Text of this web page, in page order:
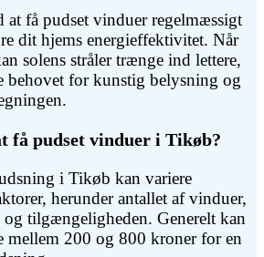
at få pudset vinduer regelmæssigt
dit hjems energieffektivitet. Når
solens stråler trænge ind lettere,
behovet for kunstig belysning og
få pudset vinduer i Tikøb?
i Tikøb kan variere
herunder antallet af vinduer,
og tilgængeligheden. Generelt kan
mellem 200 og 800 kroner for en